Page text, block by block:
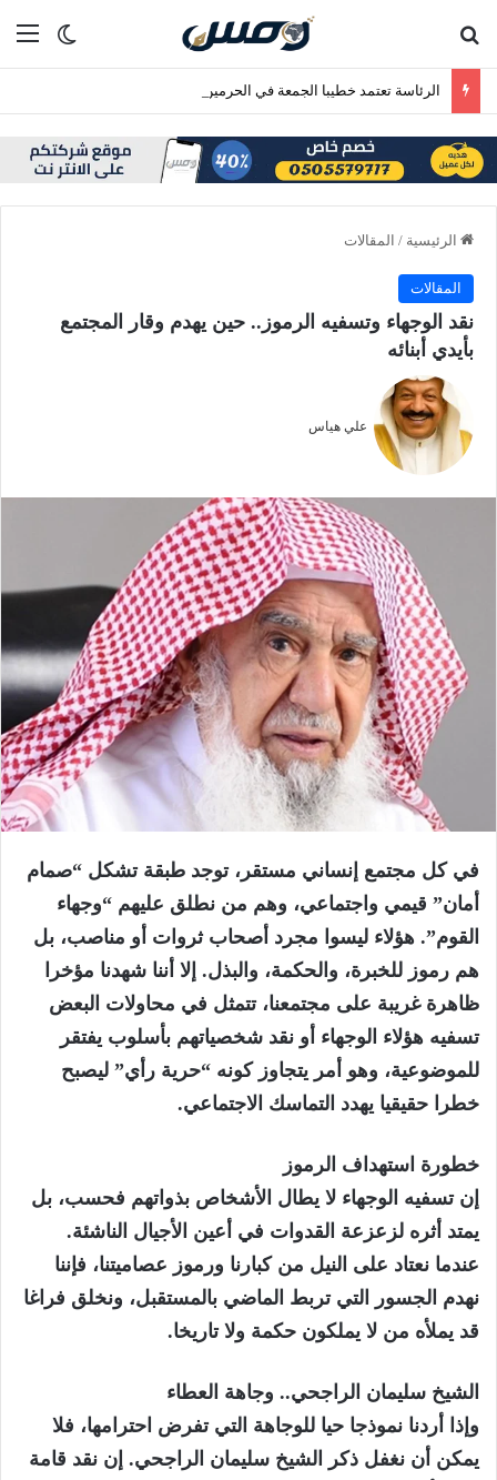
الوضع
الرئيسية / المقالات
المقالات
نقد الوجهاء وتسفيه الرموز.. حين يهدم وقار المجتمع
بأيدي أبنائه
علي هياس
في كل مجتمع إنساني مستقر، توجد طبقة تشكل “صمام
أمان” قيمي واجتماعي، وهم من نطلق عليهم “وجهاء
القوم”. هؤلاء ليسوا مجرد أصحاب ثروات أو مناصب، بل
هم رموز للخبرة، والحكمة، والبذل. إلا أننا شهدنا مؤخرا
ظاهرة غريبة على مجتمعنا، تتمثل في محاولات البعض
تسفيه هؤلاء الوجهاء أو نقد شخصياتهم بأسلوب يفتقر
للموضوعية، وهو أمر يتجاوز كونه “حرية رأي” ليصبح
خطرا حقيقيا يهدد التماسك الاجتماعي.
خطورة استهداف الرموز
إن تسفيه الوجهاء لا يطال الأشخاص بذواتهم فحسب، بل
يمتد أثره لزعزعة القدوات في أعين الأجيال الناشئة.
عندما نعتاد على النيل من كبارنا ورموز عصاميتنا، فإننا
نهدم الجسور التي تربط الماضي بالمستقبل، ونخلق فراغا
قد يملأه من لا يملكون حكمة ولا تاريخا.
الشيخ سليمان الراجحي.. وجاهة العطاء
وإذا أردنا نموذجا حيا للوجاهة التي تفرض احترامها، فلا
يمكن أن نغفل ذكر الشيخ سليمان الراجحي. إن نقد قامة